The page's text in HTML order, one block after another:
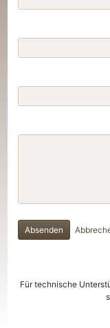
Absenden
Für technische